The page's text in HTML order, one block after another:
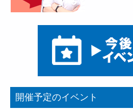
開催予定のイベント